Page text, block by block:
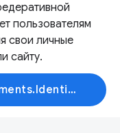
пользователям
свои личные
сайту.
{% if dynamic_data.experiments.IdentityButtonTextFeature.button_variant == 'variant_a' %}Узнать больше{% else %}Начать обучение{% endif %}